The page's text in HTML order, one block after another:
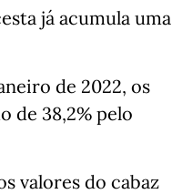
já acumula uma
de 2022, os
de 38,2% pelo
valores do cabaz